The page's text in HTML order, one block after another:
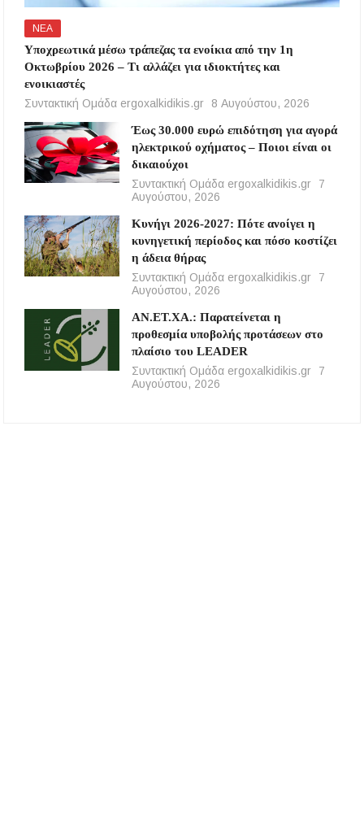
ΝΕΑ
Υποχρεωτικά μέσω τράπεζας τα ενοίκια από την 1η
Οκτωβρίου 2026 – Τι αλλάζει για ιδιοκτήτες και
ενοικιαστές
Συντακτική Ομάδα ergoxalkidikis.gr
8 Αυγούστου, 2026
Έως 30.000 ευρώ επιδότηση για αγορά
ηλεκτρικού οχήματος – Ποιοι είναι οι
δικαιούχοι
Συντακτική Ομάδα ergoxalkidikis.gr
7
Αυγούστου, 2026
Κυνήγι 2026-2027: Πότε ανοίγει η
κυνηγετική περίοδος και πόσο κοστίζει
η άδεια θήρας
Συντακτική Ομάδα ergoxalkidikis.gr
7
Αυγούστου, 2026
ΑΝ.ΕΤ.ΧΑ.: Παρατείνεται η
προθεσμία υποβολής προτάσεων στο
πλαίσιο του LEADER
Συντακτική Ομάδα ergoxalkidikis.gr
7
Αυγούστου, 2026